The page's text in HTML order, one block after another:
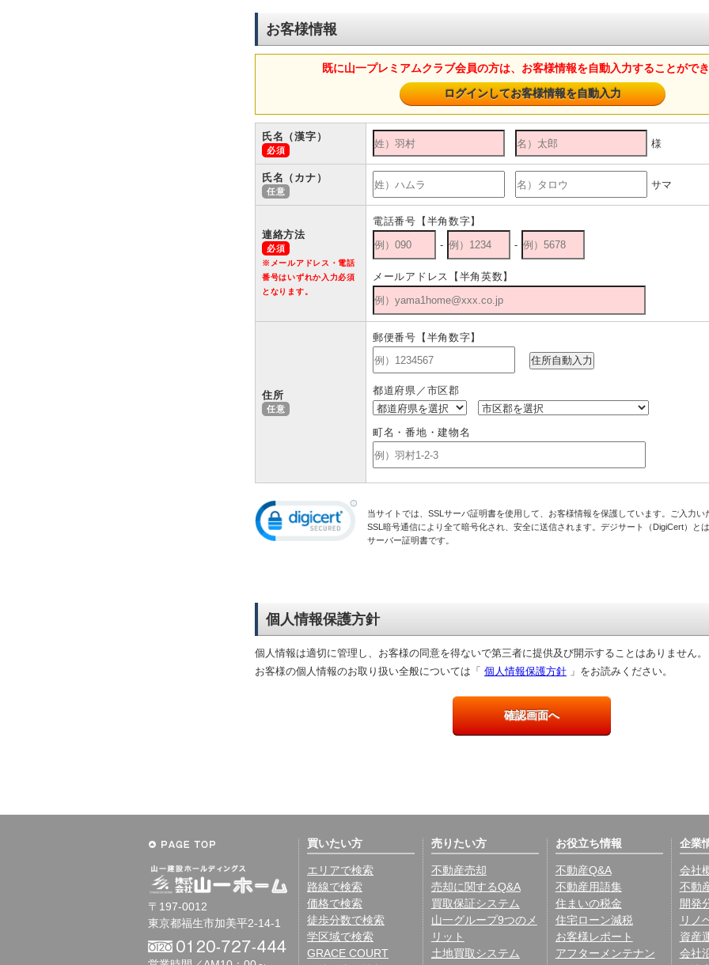
お客様情報
既に山一プレミアムクラブ会員の方は、お客様情報を自動入力することがで
氏名（漢字）
様
氏名（カナ）
サマ
連絡方法
※メールアドレス・電話
番号はいずれか入力必須
となります。
電話番号【半角数字】
-
-
メールアドレス【半角英数】
住所
郵便番号【半角数字】
都道府県／市区郡
町名・番地・建物名
当サイトでは、SSLサーバ証明書を使用して、お客様情報を保護しています。ご入力い
SSL暗号通信により全て暗号化され、安全に送信されます。デジサート（DigiCert）と
サーバー証明書です。
個人情報保護方針
個人情報は適切に管理し、お客様の同意を得ないで第三者に提供及び開示することはありません。
お客様の個人情報のお取り扱い全般については「 個人情報保護方針 」をお読みください。
〒197-0012
東京都福生市加美平2-14-1
買いたい方
エリアで検索
路線で検索
価格で検索
徒歩分数で検索
学区域で検索
GRACE COURT
売りたい方
不動産売却
売却に関するQ&A
買取保証システム
山一グループ9つのメ
リット
土地買取システム
お役立ち情報
不動産Q&A
不動産用語集
住まいの税金
住宅ローン減税
お客様レポート
アフターメンテナン
企業
会社
不動
開発
リノ
資産
会社